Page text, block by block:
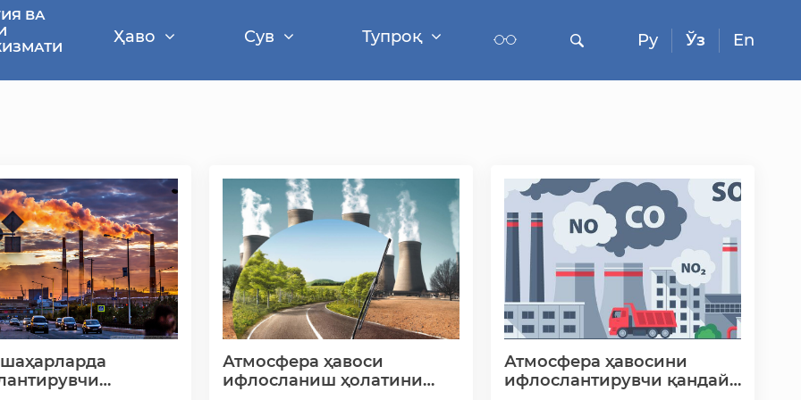
ВА
Ҳаво Сув Тупроқ Ру Ўз En
Атмосфера ҳавоси
ифлосланиш ҳолатини
Атмосфера ҳавосини
ифлослантирувчи қандай